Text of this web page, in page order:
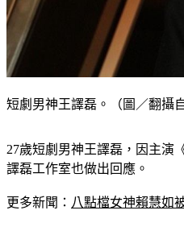
短劇男神王譯磊。（圖／翻攝
27歲短劇男神王譯磊，因主演
譯磊工作室也做出回應。
更多新聞： 八點檔女神賴慧如